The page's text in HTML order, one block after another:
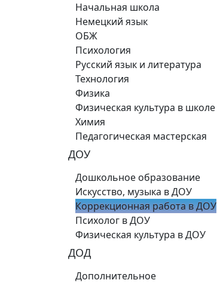
Начальная школа
Немецкий язык
ОБЖ
Психология
Русский язык и литература
Технология
Физика
Физическая культура в школе
Химия
Педагогическая мастерская
ДОУ
Дошкольное образование
Искусство, музыка в ДОУ
Коррекционная работа в ДОУ
Психолог в ДОУ
Физическая культура в ДОУ
ДОД
Дополнительное